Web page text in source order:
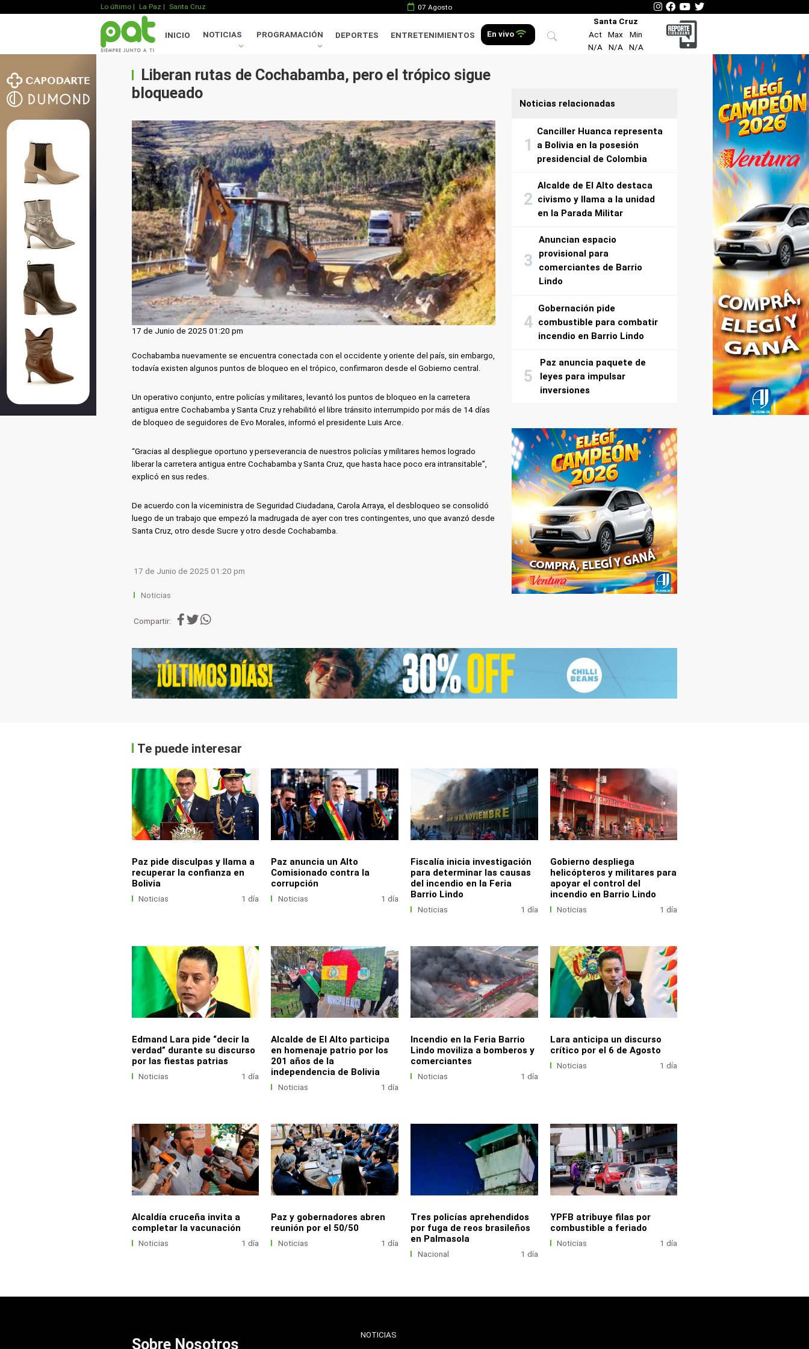
Lo último | La Paz | Santa Cruz 07 Agosto
INICIO NOTICIAS PROGRAMACIÓN DEPORTES ENTRETENIMIENTOS En vivo
Santa Cruz
Act
Max
Min
N/A
N/A N/A
Liberan rutas de Cochabamba, pero el trópico sigue
bloqueado
17 de Junio de 2025 01:20 pm
Cochabamba nuevamente se encuentra conectada con el occidente y oriente del país, sin embargo,
todavía existen algunos puntos de bloqueo en el trópico, confirmaron desde el Gobierno central.
Un operativo conjunto, entre policías y militares, levantó los puntos de bloqueo en la carretera
antigua entre Cochabamba y Santa Cruz y rehabilitó el libre tránsito interrumpido por más de 14 días
de bloqueo de seguidores de Evo Morales, informó el presidente Luis Arce.
“Gracias al despliegue oportuno y perseverancia de nuestros policías y militares hemos logrado
liberar la carretera antigua entre Cochabamba y Santa Cruz, que hasta hace poco era intransitable”,
explicó en sus redes.
De acuerdo con la viceministra de Seguridad Ciudadana, Carola Arraya, el desbloqueo se consolidó
luego de un trabajo que empezó la madrugada de ayer con tres contingentes, uno que avanzó desde
Santa Cruz, otro desde Sucre y otro desde Cochabamba.
17 de Junio de 2025 01:20 pm
Noticias
Compartir:
Noticias relacionadas
Canciller Huanca representa
a Bolivia en la posesión
presidencial de Colombia
Alcalde de El Alto destaca
civismo y llama a la unidad
en la Parada Militar
Anuncian espacio
provisional para
comerciantes de Barrio
Lindo
Gobernación pide
combustible para combatir
incendio en Barrio Lindo
Paz anuncia paquete de
leyes para impulsar
inversiones
Te puede interesar
Paz pide disculpas y llama a
recuperar la confianza en
Bolivia
Noticias 1 día
Paz anuncia un Alto
Comisionado contra la
corrupción
Noticias 1 día
Fiscalía inicia investigación
para determinar las causas
del incendio en la Feria
Barrio Lindo
Noticias 1 día
Gobierno despliega
helicópteros y militares para
apoyar el control del
incendio en Barrio Lindo
Noticias 1 día
Edmand Lara pide “decir la
verdad” durante su discurso
por las fiestas patrias
Noticias 1 día
Alcalde de El Alto participa
en homenaje patrio por los
201 años de la
independencia de Bolivia
Noticias 1 día
Incendio en la Feria Barrio
Lindo moviliza a bomberos y
comerciantes
Noticias 1 día
Lara anticipa un discurso
crítico por el 6 de Agosto
Noticias 1 día
Alcaldía cruceña invita a
completar la vacunación
Noticias 1 día
Paz y gobernadores abren
reunión por el 50/50
Noticias 1 día
Tres policías aprehendidos
por fuga de reos brasileños
en Palmasola
Nacional 1 día
YPFB atribuye filas por
combustible a feriado
Noticias 1 día
Sobre Nosotros
NOTICIAS